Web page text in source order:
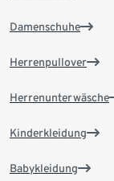
Damenschuhe
Herrenpullover
Herrenunterwäsche
Kinderkleidung
Babykleidung